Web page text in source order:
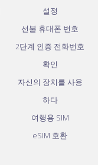
설정
선불 휴대폰 번호
2단계 인증 전화번호
확인
자신의 장치를 사용
하다
여행용 SIM
eSIM 호환